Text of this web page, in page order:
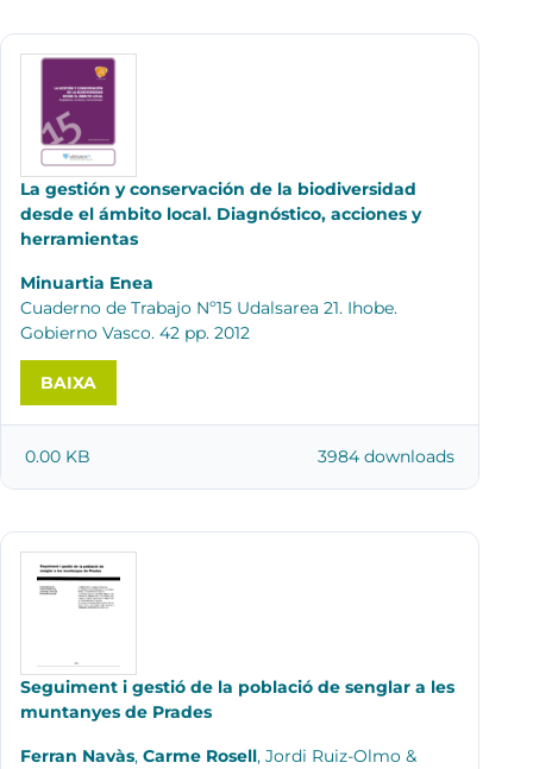
La gestión y conservación de la biodiversidad
desde el ámbito local. Diagnóstico, acciones y
herramientas
Minuartia Enea
Cuaderno de Trabajo Nº15 Udalsarea 21. Ihobe.
Gobierno Vasco. 42 pp. 2012
BAIXA
3984 downloads
0.00 KB
Seguiment i gestió de la població de senglar a les
muntanyes de Prades
Ferran Navàs, Carme Rosell, Jordi Ruiz-Olmo &